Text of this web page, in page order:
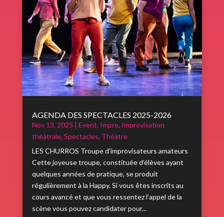
AGENDA DES SPECTACLES 2025-2026
Nov 13, 2025 | Event, Impro, Improvisation
théâtrale, Spectacles, Théâtre
LES CHURROS Troupe d’improvisateurs amateurs
Cette joyeuse troupe, constituée d’élèves ayant
quelques années de pratique, se produit
régulièrement à la Happy. Si vous êtes inscrits au
cours avancé et que vous ressentez l’appel de la
scène vous pouvez candidater pour...